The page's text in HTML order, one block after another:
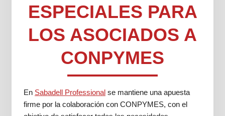
ESPECIALES PARA
LOS ASOCIADOS A
CONPYMES
En Sabadell Professional se mantiene una apuesta
firme por la colaboración con CONPYMES, con el